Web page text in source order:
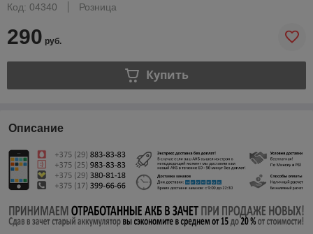
Код: 04340
Розница
290 руб.
Купить
Описание